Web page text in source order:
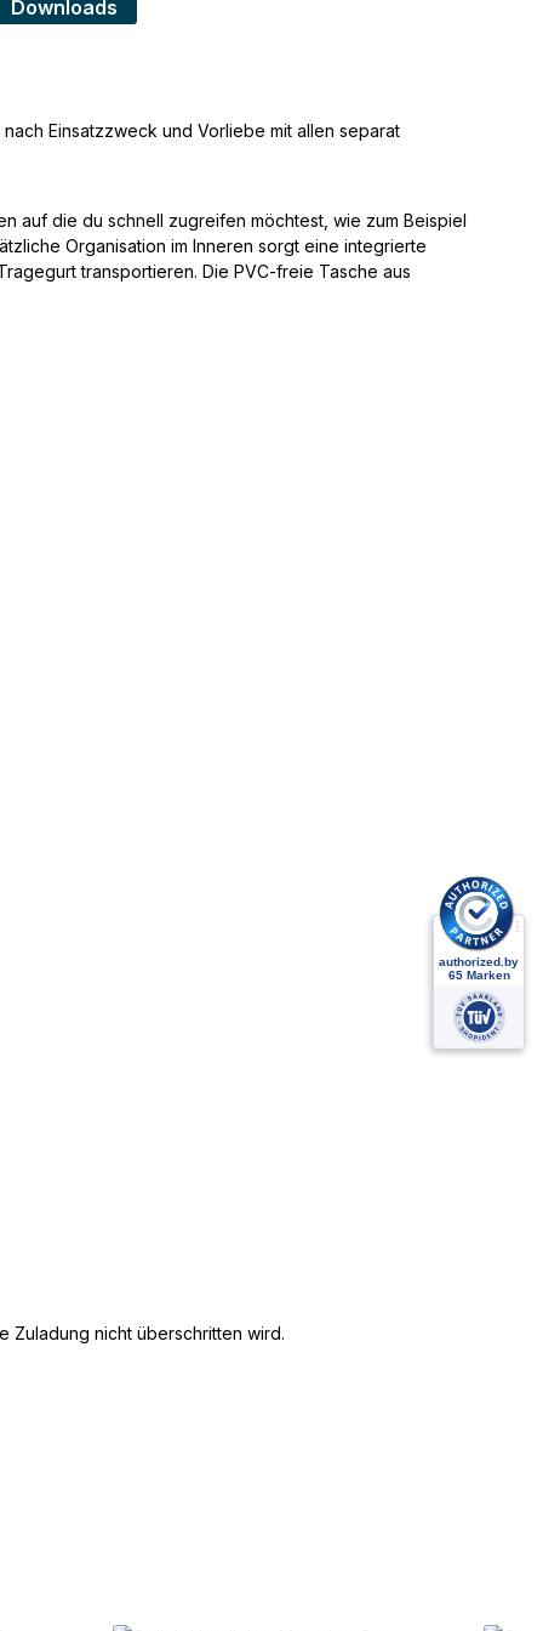
Downloads
Einsatzzweck und Vorliebe mit allen separat
auf die du schnell zugreifen möchtest, wie zum Beispiel
Organisation im Inneren sorgt eine integrierte
transportieren. Die PVC-freie Tasche aus
Zuladung nicht überschritten wird.